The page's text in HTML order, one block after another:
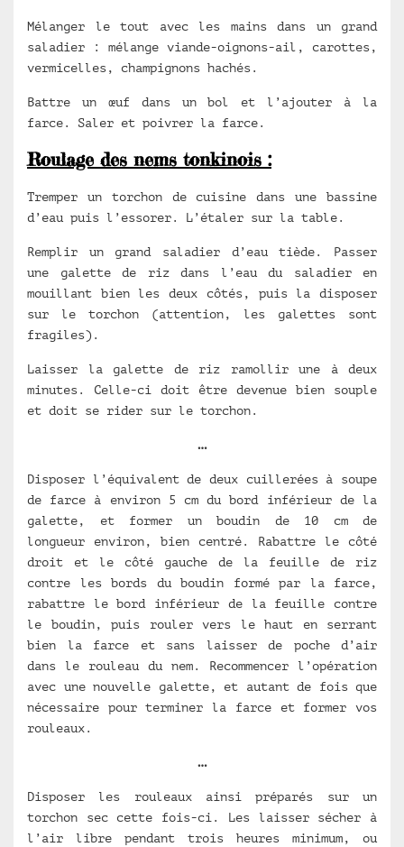
Mélanger le tout avec les mains dans un grand
saladier : mélange viande-oignons-ail, carottes,
vermicelles, champignons hachés.
Battre un œuf dans un bol et l’ajouter à la
farce. Saler et poivrer la farce.
Roulage des nems tonkinois :
Tremper un torchon de cuisine dans une bassine
d’eau puis l’essorer. L’étaler sur la table.
Remplir un grand saladier d’eau tiède. Passer
une galette de riz dans l’eau du saladier en
mouillant bien les deux côtés, puis la disposer
sur le torchon (attention, les galettes sont
fragiles).
Laisser la galette de riz ramollir une à deux
minutes. Celle-ci doit être devenue bien souple
et doit se rider sur le torchon.
…
Disposer l’équivalent de deux cuillerées à soupe
de farce à environ 5 cm du bord inférieur de la
galette, et former un boudin de 10 cm de
longueur environ, bien centré. Rabattre le côté
droit et le côté gauche de la feuille de riz
contre les bords du boudin formé par la farce,
rabattre le bord inférieur de la feuille contre
le boudin, puis rouler vers le haut en serrant
bien la farce et sans laisser de poche d’air
dans le rouleau du nem. Recommencer l’opération
avec une nouvelle galette, et autant de fois que
nécessaire pour terminer la farce et former vos
rouleaux.
…
Disposer les rouleaux ainsi préparés sur un
torchon sec cette fois-ci. Les laisser sécher à
l’air libre pendant trois heures minimum, ou